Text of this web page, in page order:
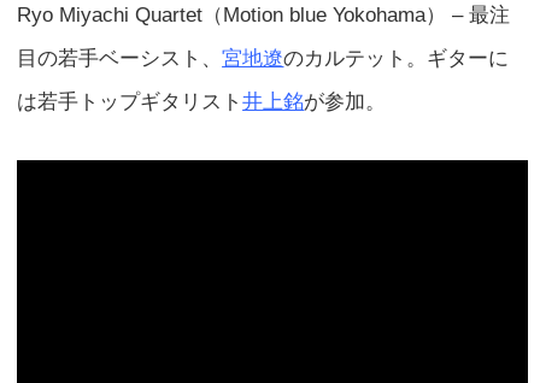
Ryo Miyachi Quartet（Motion blue Yokohama） – 最注
目の若手ベーシスト、宮地遼のカルテット。ギターに
は若手トップギタリスト井上銘が参加。